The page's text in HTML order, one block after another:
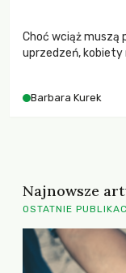
Choć wciąż muszą
uprzedzeń, kobiety
Czas spojrzeć
Barbara Kurek
Najnowsze
OSTATNIE